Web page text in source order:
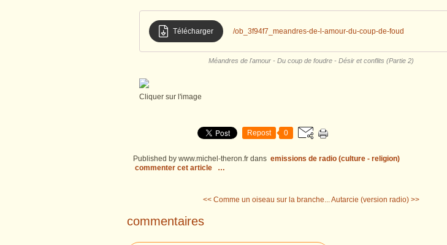
Télécharger /ob_3f94f7_meandres-de-l-amour-du-coup-de-foud
Méandres de l'amour - Du coup de foudre - Désir et conflits (Partie 2)
Cliquer sur l'image
Repost 0
Published by www.michel-theron.fr dans emissions de radio (culture - religion)
commenter cet article
…
<< Comme un oiseau sur la branche...Autarcie (version radio) >>
commentaires